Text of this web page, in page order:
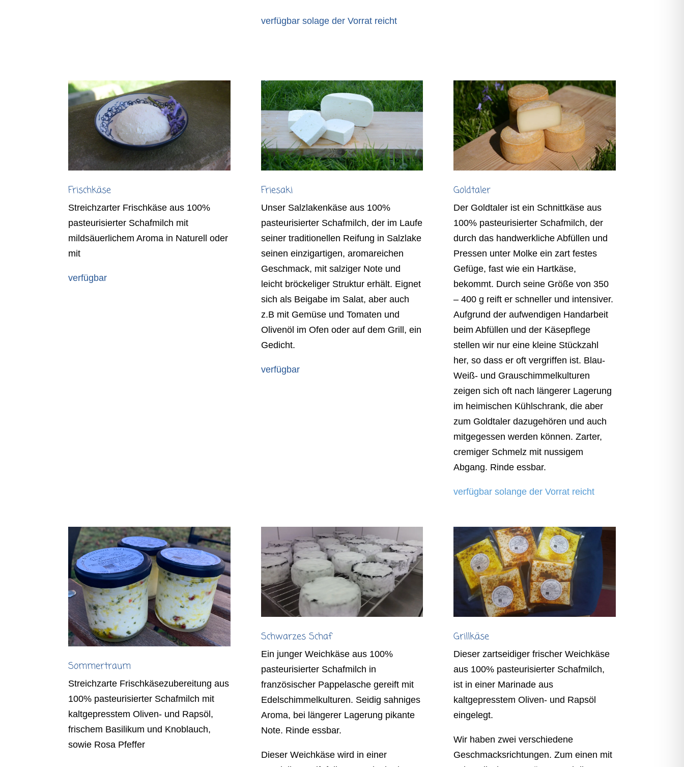
verfügbar solage der Vorrat reicht
Frischkäse
Streichzarter Frischkäse aus 100%
pasteurisierter Schafmilch mit
mildsäuerlichem Aroma in Naturell oder
mit
verfügbar
Friesaki
Unser Salzlakenkäse aus 100%
pasteurisierter Schafmilch, der im Laufe
seiner traditionellen Reifung in Salzlake
seinen einzigartigen, aromareichen
Geschmack, mit salziger Note und
leicht bröckeliger Struktur erhält. Eignet
sich als Beigabe im Salat, aber auch
z.B mit Gemüse und Tomaten und
Olivenöl im Ofen oder auf dem Grill, ein
Gedicht.
verfügbar
Goldtaler
Der Goldtaler ist ein Schnittkäse aus
100% pasteurisierter Schafmilch, der
durch das handwerkliche Abfüllen und
Pressen unter Molke ein zart festes
Gefüge, fast wie ein Hartkäse,
bekommt. Durch seine Größe von 350
– 400 g reift er schneller und intensiver.
Aufgrund der aufwendigen Handarbeit
beim Abfüllen und der Käsepflege
stellen wir nur eine kleine Stückzahl
her, so dass er oft vergriffen ist. Blau-
Weiß- und Grauschimmelkulturen
zeigen sich oft nach längerer Lagerung
im heimischen Kühlschrank, die aber
zum Goldtaler dazugehören und auch
mitgegessen werden können. Zarter,
cremiger Schmelz mit nussigem
Abgang. Rinde essbar.
verfügbar solange der Vorrat reicht
Sommertraum
Streichzarte Frischkäsezubereitung aus
100% pasteurisierter Schafmilch mit
kaltgepresstem Oliven- und Rapsöl,
frischem Basilikum und Knoblauch,
sowie Rosa Pfeffer
Schwarzes Schaf
Ein junger Weichkäse aus 100%
pasteurisierter Schafmilch in
französischer Pappelasche gereift mit
Edelschimmelkulturen. Seidig sahniges
Aroma, bei längerer Lagerung pikante
Note. Rinde essbar.
Dieser Weichkäse wird in einer
Grillkäse
Dieser zartseidiger frischer Weichkäse
aus 100% pasteurisierter Schafmilch,
ist in einer Marinade aus
kaltgepresstem Oliven- und Rapsöl
eingelegt.
Wir haben zwei verschiedene
Geschmacksrichtungen. Zum einen mit